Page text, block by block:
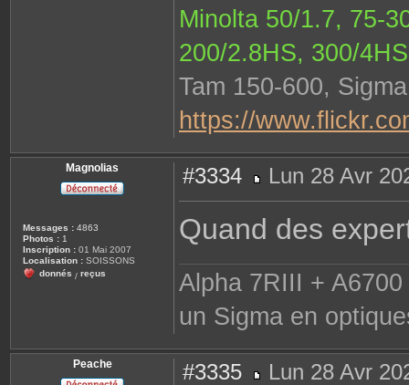
Minolta 50/1.7, 75-
200/2.8HS, 300/
Tam 150-600,
https://
Magnolias
Messages : 4863
Photos : 1
Inscription : 01 Mai 2007
Localisation : SOISSONS
donnés / reçus
#3334
e
s
a
Lun 28 Avr
Quand des
Alpha 7RIII +
un Sigma en
Peache #3335 Lun 28 Avr